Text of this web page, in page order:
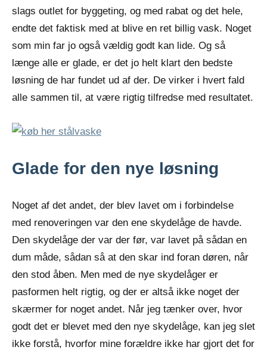
slags outlet for byggeting, og med rabat og det hele,
endte det faktisk med at blive en ret billig vask. Noget
som min far jo også vældig godt kan lide. Og så
længe alle er glade, er det jo helt klart den bedste
løsning de har fundet ud af der. De virker i hvert fald
alle sammen til, at være rigtig tilfredse med resultatet.
Glade for den nye løsning
Noget af det andet, der blev lavet om i forbindelse
med renoveringen var den ene skydelåge de havde.
Den skydelåge der var der før, var lavet på sådan en
dum måde, sådan så at den skar ind foran døren, når
den stod åben. Men med de nye skydelåger er
pasformen helt rigtig, og der er altså ikke noget der
skærmer for noget andet. Når jeg tænker over, hvor
godt det er blevet med den nye skydelåge, kan jeg slet
ikke forstå, hvorfor mine forældre ikke har gjort det for